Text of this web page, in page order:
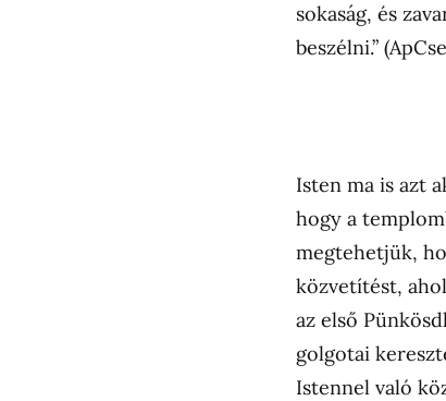
sokaság, és
beszélni.”
Isten ma is azt
hogy a
megtehetjük,
közvetítést,
az első
golgotai
Istennel való